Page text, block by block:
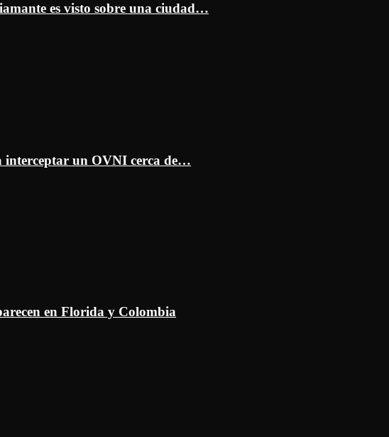
es visto sobre una ciudad…
interceptar un OVNI cerca de…
en Florida y Colombia